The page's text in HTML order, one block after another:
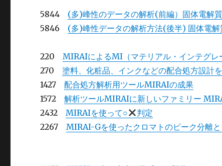
5844 (多)峰性のデータの解析(前編）固体電解
5846 (多)峰性データの解析方法(後半) 固体電
220MIRAIによるMI（マテリアル・インテグレ
270塗料、化粧品、インクなどの配合処方設計
1427配合処方解析用ツールMIRAIの成果
1572解析ツールMIRAIに新しいファミリー
2432MIRAIを使って○
判定
2267MIRAI-Gを使ったクロマトのピーク分離